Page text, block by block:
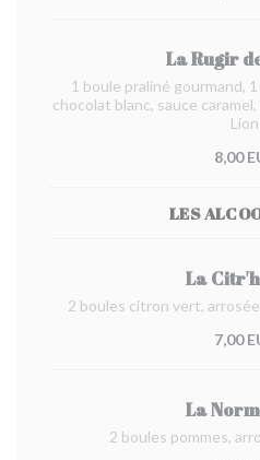
La Rugir
1 boule praliné gourmand,
chocolat blanc, sauce
Lion
8,00
LES
La
2 boules citron vert,
7,00
La
2 boules pommes,